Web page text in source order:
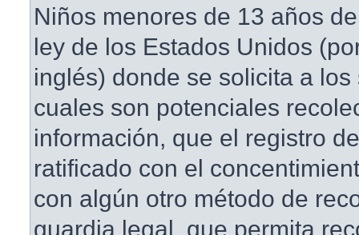
Niños menores de 13 años
ley de los Estados Unidos
inglés) donde se solicita a
cuales son potenciales
información, que el registro
ratificado con el
con algún otro método de
guardia legal, que permita